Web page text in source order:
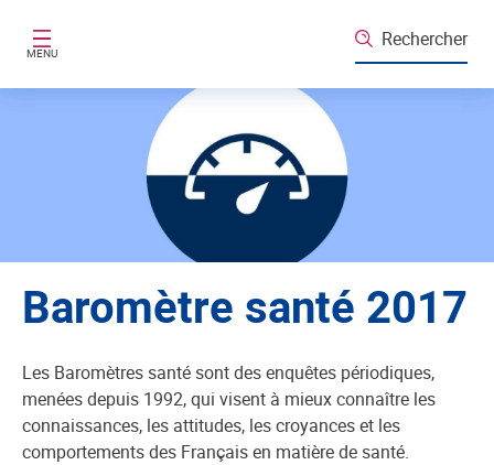
MENU
Rechercher
Baromètre santé 2017
Les Baromètres santé sont des enquêtes périodiques,
menées depuis 1992, qui visent à mieux connaître les
connaissances, les attitudes, les croyances et les
comportements des Français en matière de santé.